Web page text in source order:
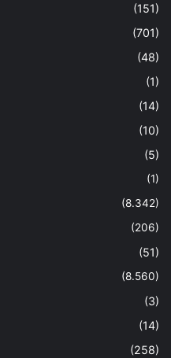
(151)
(701)
(48)
(1)
(14)
(10)
(5)
(1)
(8.342)
(206)
(51)
(8.560)
(3)
(14)
(258)